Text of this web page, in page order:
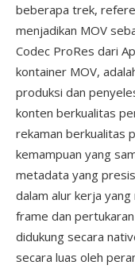
beberapa trek,
menjadikan MOV
Codec ProRes dari
kontainer MOV,
produksi dan
konten berkualitas
rekaman berkualitas
kemampuan yang
metadata yang
dalam alur kerja
frame dan
didukung secara
secara luas oleh